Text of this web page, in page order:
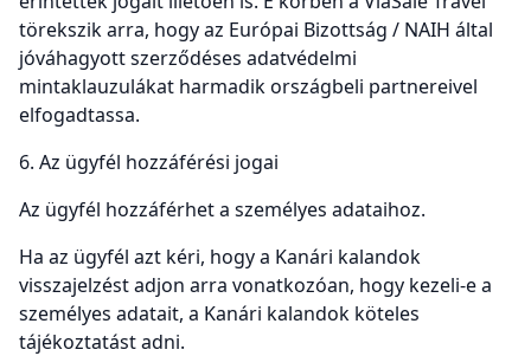
törekszik arra, hogy az Európai Bizottság / NAIH által
jóváhagyott szerződéses adatvédelmi
mintaklauzulákat harmadik országbeli partnereivel
elfogadtassa.
6. Az ügyfél hozzáférési jogai
Az ügyfél hozzáférhet a személyes adataihoz.
Ha az ügyfél azt kéri, hogy a Kanári kalandok
visszajelzést adjon arra vonatkozóan, hogy kezeli-e a
személyes adatait, a Kanári kalandok köteles
tájékoztatást adni.